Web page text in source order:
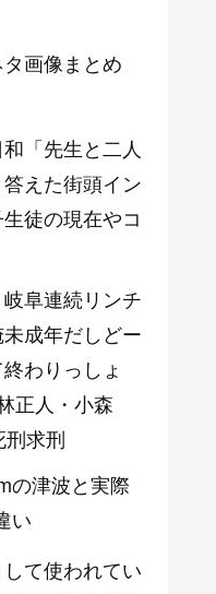
画像まとめ
「先生と二人
えた街頭イン
徒の現在やコ
岐阜連続リンチ
成年だしどー
わりっしょ
正人・小森
求刑
の津波と実際
い
て使われてい